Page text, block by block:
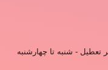
- شنبه تا چهارشنبه